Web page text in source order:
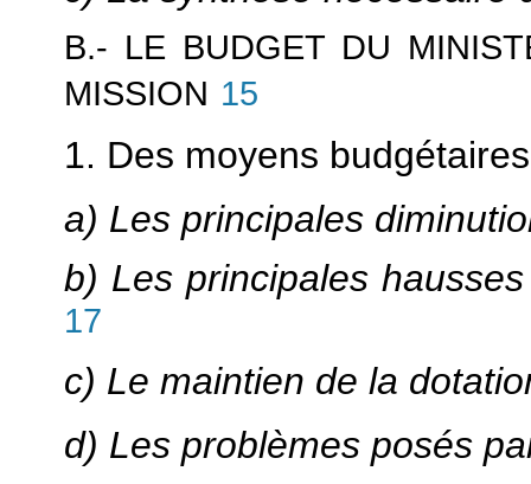
B.- LE BUDGET DU
MISSION 15
1. Des moyens
a) Les principales
b) Les principales
17
c) Le maintien de la
d) Les problèmes posés